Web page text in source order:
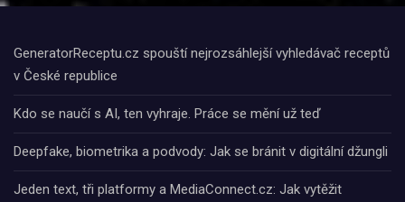
GeneratorReceptu.cz spouští nejrozsáhlejší vyhledávač receptů
v České republice
Kdo se naučí s AI, ten vyhraje. Práce se mění už teď
Deepfake, biometrika a podvody: Jak se bránit v digitální džungli
Jeden text, tři platformy a MediaConnect.cz: Jak vytěžit